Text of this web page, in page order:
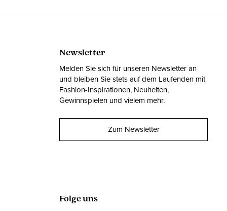
Newsletter
Melden Sie sich für unseren Newsletter an
und bleiben Sie stets auf dem Laufenden mit
Fashion-Inspirationen, Neuheiten,
Gewinnspielen und vielem mehr.
Zum Newsletter
Folge uns